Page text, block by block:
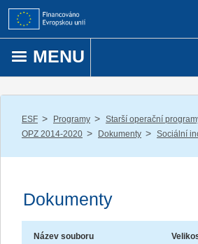
Přejít k obsahu
MENU
ESF / Programy / Starší operační
OPZ 2014-2020 / Dokumenty / Sociální
Dokumenty
Název souboru